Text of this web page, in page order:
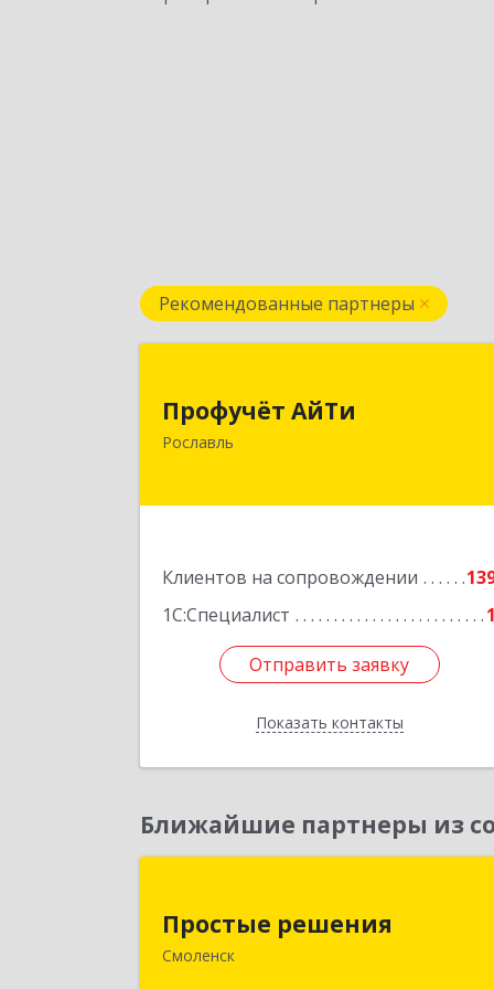
Рекомендованные партнеры
Профучёт АйТи
Рославль
Клиентов на сопровождении
1С:Специалист
Отправить заявку
Показать контакты
Отправить заявку
Назад
Ближайшие партнеры из
Простые решения
Смоленск
214015, Смоленская обл, Смоленск
Большая Краснофлотская ул, дом